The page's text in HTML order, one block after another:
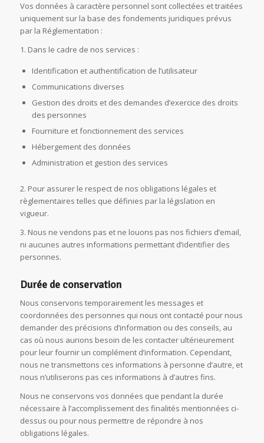
Vos données à caractère personnel sont collectées et traitées
uniquement sur la base des fondements juridiques prévus
par la Réglementation :
1. Dans le cadre de nos services :
Identification et authentification de l’utilisateur
Communications diverses
Gestion des droits et des demandes d’exercice des droits
des personnes
Fourniture et fonctionnement des services
Hébergement des données
Administration et gestion des services
2. Pour assurer le respect de nos obligations légales et
règlementaires telles que définies par la législation en
vigueur.
3. Nous ne vendons pas et ne louons pas nos fichiers d’email,
ni aucunes autres informations permettant d’identifier des
personnes.
Durée de conservation
Nous conservons temporairement les messages et
coordonnées des personnes qui nous ont contacté pour nous
demander des précisions d’information ou des conseils, au
cas où nous aurions besoin de les contacter ultérieurement
pour leur fournir un complément d’information. Cependant,
nous ne transmettons ces informations à personne d’autre, et
nous n’utiliserons pas ces informations à d’autres fins.
Nous ne conservons vos données que pendant la durée
nécessaire à l’accomplissement des finalités mentionnées ci-
dessus ou pour nous permettre de répondre à nos
obligations légales.